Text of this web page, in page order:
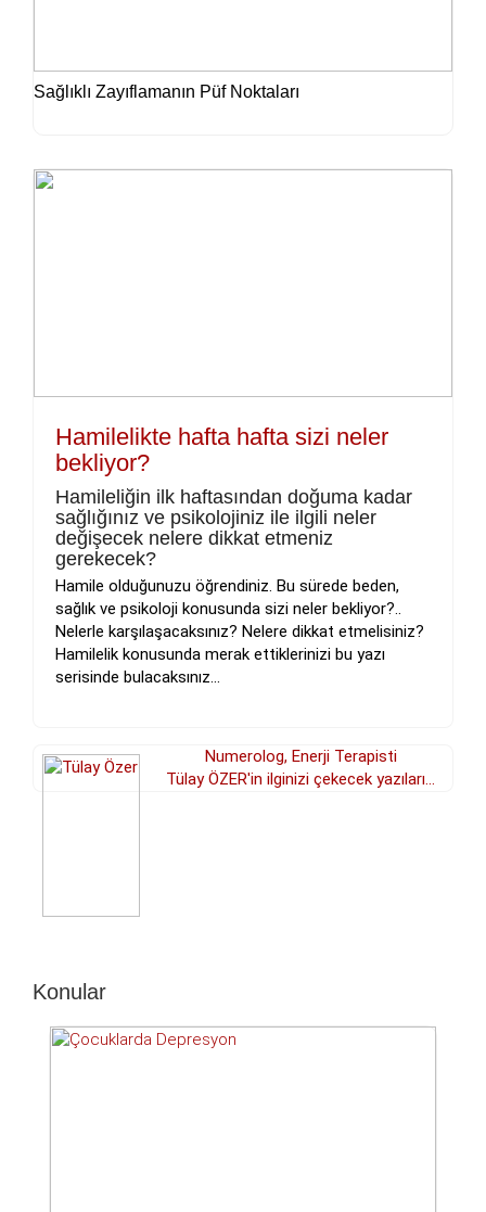
Sağlıklı Zayıflamanın Püf Noktaları
Hamilelikte hafta hafta sizi neler
bekliyor?
Hamileliğin ilk haftasından doğuma kadar
sağlığınız ve psikolojiniz ile ilgili neler
değişecek nelere dikkat etmeniz
gerekecek?
Hamile olduğunuzu öğrendiniz. Bu sürede beden,
sağlık ve psikoloji konusunda sizi neler bekliyor?..
Nelerle karşılaşacaksınız? Nelere dikkat etmelisiniz?
Hamilelik konusunda merak ettiklerinizi bu yazı
serisinde bulacaksınız...
Numerolog, Enerji Terapisti
Tülay ÖZER'in ilginizi çekecek yazıları...
Konular